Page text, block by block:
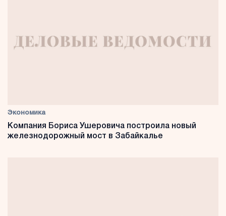
Экономика
Компания Бориса Ушеровича построила новый
железнодорожный мост в Забайкалье